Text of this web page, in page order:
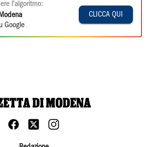
l'algoritmo:
Google
CLICCA QUI